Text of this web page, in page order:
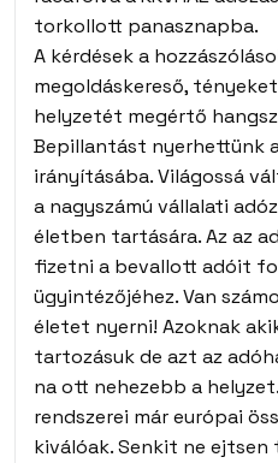
torkollott panasznapba.
A kérdések a
megoldáskereső,
helyzetét megértő
Bepillantást nyerhettünk
irányításába. Világossá
a nagyszámú vállalati
életben tartására. Az az
fizetni a bevallott adóit
ügyintézőjéhez. Van
életet nyerni! Azoknak
tartozásuk de azt az
na ott nehezebb a
rendszerei már európai
kiválóak. Senkit ne ejtsen